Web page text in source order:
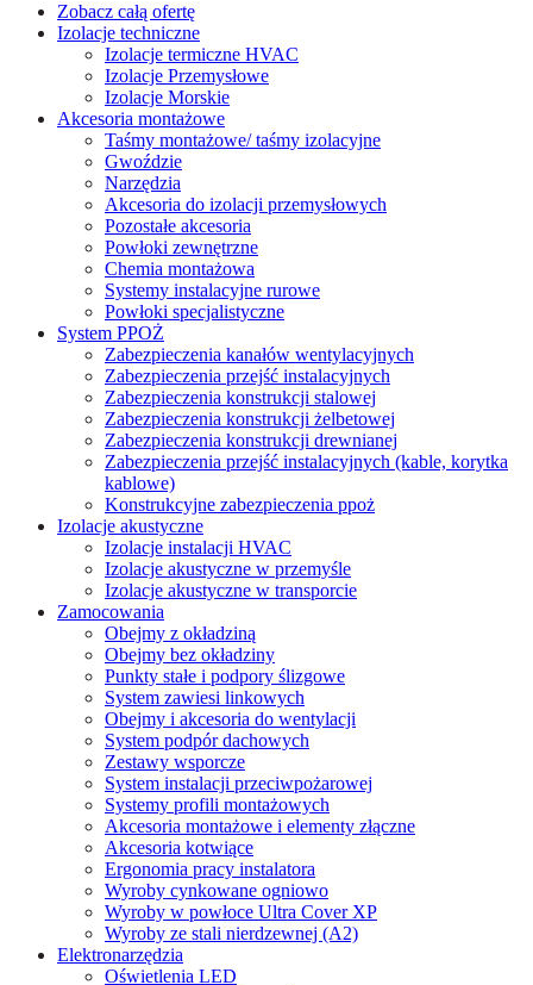
Zobacz całą ofertę
Izolacje techniczne
Izolacje termiczne HVAC
Izolacje Przemysłowe
Izolacje Morskie
Akcesoria montażowe
Taśmy montażowe/ taśmy izolacyjne
Gwoździe
Narzędzia
Akcesoria do izolacji przemysłowych
Pozostałe akcesoria
Powłoki zewnętrzne
Chemia montażowa
Systemy instalacyjne rurowe
Powłoki specjalistyczne
System PPOŻ
Zabezpieczenia kanałów wentylacyjnych
Zabezpieczenia przejść instalacyjnych
Zabezpieczenia konstrukcji stalowej
Zabezpieczenia konstrukcji żelbetowej
Zabezpieczenia konstrukcji drewnianej
Zabezpieczenia przejść instalacyjnych (kable, korytka
kablowe)
Konstrukcyjne zabezpieczenia ppoż
Izolacje akustyczne
Izolacje instalacji HVAC
Izolacje akustyczne w przemyśle
Izolacje akustyczne w transporcie
Zamocowania
Obejmy z okładziną
Obejmy bez okładziny
Punkty stałe i podpory ślizgowe
System zawiesi linkowych
Obejmy i akcesoria do wentylacji
System podpór dachowych
Zestawy wsporcze
System instalacji przeciwpożarowej
Systemy profili montażowych
Akcesoria montażowe i elementy złączne
Akcesoria kotwiące
Ergonomia pracy instalatora
Wyroby cynkowane ogniowo
Wyroby w powłoce Ultra Cover XP
Wyroby ze stali nierdzewnej (A2)
Elektronarzędzia
Oświetlenia LED